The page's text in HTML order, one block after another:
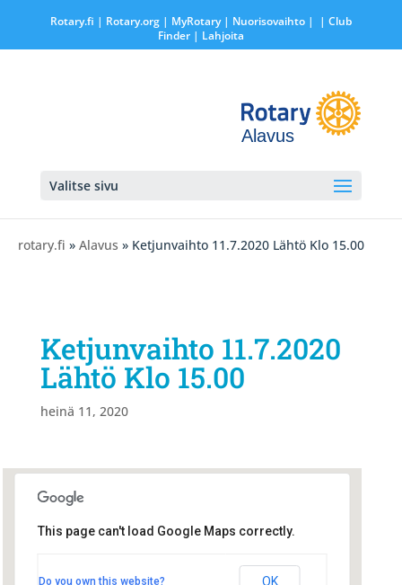
Rotary.fi | Rotary.org| MyRotary | Nuorisovaihto|
| Club
Finder| Lahjoita
Alavus
Valitse sivu
rotary.fi » Alavus » Ketjunvaihto 11.7.2020 Lähtö Klo 15.00
Ketjunvaihto 11.7.2020
Lähtö Klo 15.00
heinä 11, 2020
This page can't load Google Maps correctly.
Do you own this website? OK